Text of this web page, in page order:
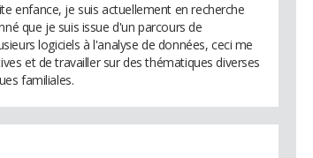
enfance, je suis actuellement en recherche
que je suis issue d'un parcours de
logiciels à l'analyse de données, ceci me
et de travailler sur des thématiques diverses
familiales.